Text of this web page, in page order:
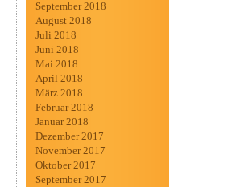
September 2018
August 2018
Juli 2018
Juni 2018
Mai 2018
April 2018
März 2018
Februar 2018
Januar 2018
Dezember 2017
November 2017
Oktober 2017
September 2017